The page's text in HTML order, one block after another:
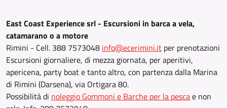
East Coast Experience srl - Escursioni in barca a vela,
catamarano o a motore
Rimini - Cell. 388 7573048 info@ecerimini.it per prenotazioni
Escursioni giornaliere, di mezza giornata, per aperitivi,
apericena, party boat e tanto altro, con partenza dalla Marina
di Rimini (Darsena), via Ortigara 80.
Possibilità di noleggio Gommoni e Barche per la pescae non